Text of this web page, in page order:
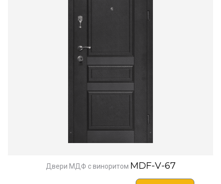
Двери МДФ с виноритом MDF-V-67